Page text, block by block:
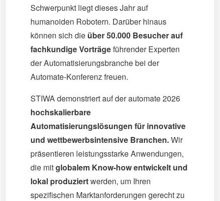
Schwerpunkt liegt dieses Jahr auf
humanoiden Robotern. Darüber hinaus
können sich die über 50.000 Besucher auf
fachkundige Vorträgeführender Experten
der Automatisierungsbranche bei der
Automate-Konferenz freuen.
STIWA demonstriert auf der automate 2026
hochskalierbare
Automatisierungslösungen für innovative
und wettbewerbsintensive Branchen.Wir
präsentieren leistungsstarke Anwendungen,
die mitglobalem Know-how entwickelt und
lokal produziertwerden, um Ihren
spezifischen Marktanforderungen gerecht zu